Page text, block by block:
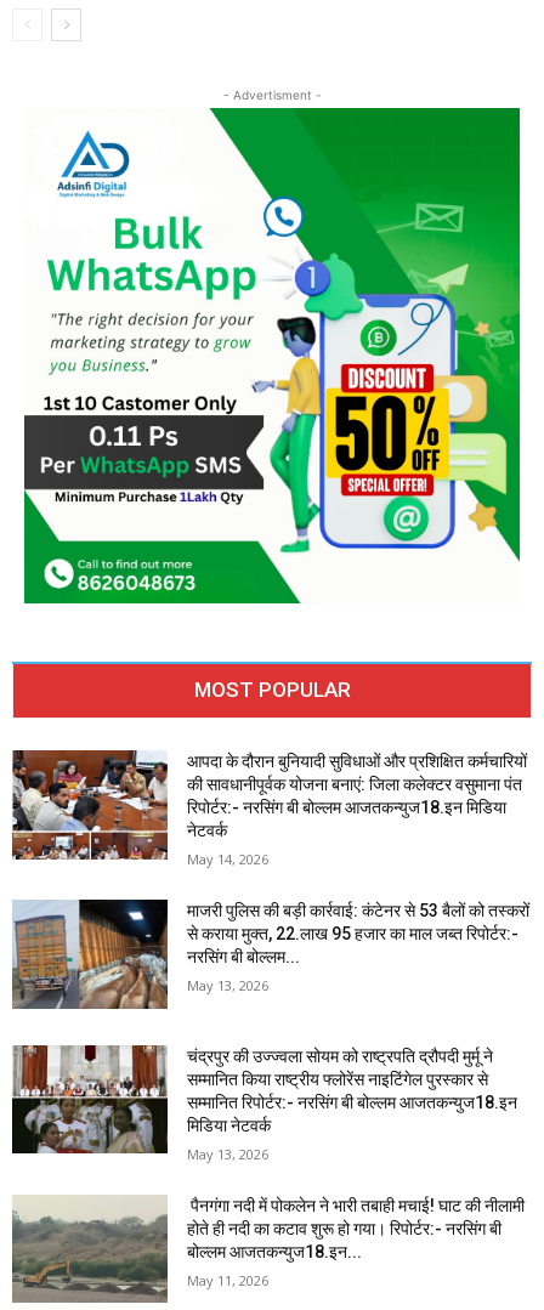
- Advertisment -
MOST POPULAR
आपदा के दौरान बुनियादी सुविधाओं और प्रशिक्षित कर्मचारियों
की सावधानीपूर्वक योजना बनाएं: जिला कलेक्टर वसुमाना पंत
रिपोर्टर:- नरसिंग बी बोल्लम आजतकन्युज18.इन मिडिया
नेटवर्क
May 14, 2026
माजरी पुलिस की बड़ी कार्रवाई: कंटेनर से 53 बैलों को तस्करों
से कराया मुक्त, 22.लाख 95 हजार का माल जब्त रिपोर्टर:-
नरसिंग बी बोल्लम...
May 13, 2026
चंद्रपुर की उज्ज्वला सोयम को राष्ट्रपति द्रौपदी मुर्मू ने
सम्मानित किया राष्ट्रीय फ्लोरेंस नाइटिंगेल पुरस्कार से
सम्मानित रिपोर्टर:- नरसिंग बी बोल्लम आजतकन्युज18.इन
मिडिया नेटवर्क
May 13, 2026
पैनगंगा नदी में पोकलेन ने भारी तबाही मचाई! घाट की नीलामी
होते ही नदी का कटाव शुरू हो गया। रिपोर्टर:- नरसिंग बी
बोल्लम आजतकन्युज18.इन...
May 11, 2026